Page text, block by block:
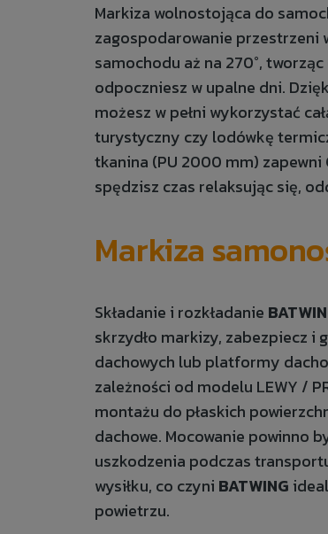
Markiza wolnostojąca do
zagospodarowanie przestrzeni
samochodu aż na 270°,
odpoczniesz w upalne dni.
możesz w pełni wykorzystać
turystyczny czy lodówkę
tkanina (PU 2000 mm)
spędzisz czas relaksując się,
Markiza
Składanie i rozkładanie
skrzydło markizy, zabezpiecz i
dachowych lub platformy
zależności od modelu LEWY /
montażu do płaskich
dachowe. Mocowanie powinno
uszkodzenia podczas
wysiłku, co czyni BATWING
powietrzu.